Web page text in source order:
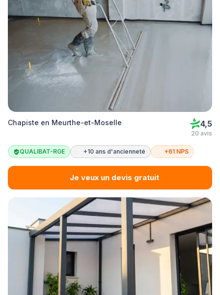
Chapiste en Meurthe-et-Moselle 4,5
20 avis
QUALIBAT-RGE +10 ans d'ancienneté +61 NPS
Je veux un devis gratuit